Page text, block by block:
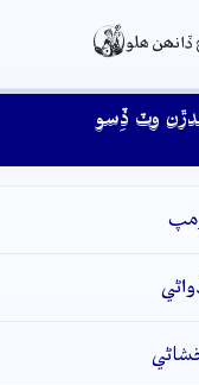
ڏانھن ھلو
وٽ ڏِسو